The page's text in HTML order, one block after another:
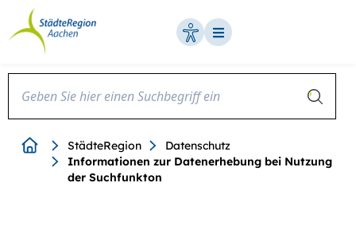
Seiteninhalt.
Suche.
Hauptnavigation.
Footer.
StädteRegion
BreadcrumbStädteRegion
Datenschutz
Informationen zur Datenerhebung bei Nutzung
der Suchfunkton